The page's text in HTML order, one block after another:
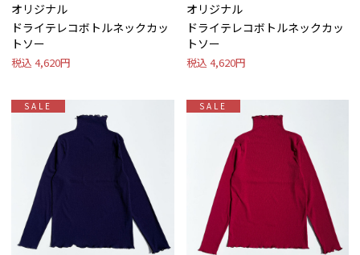
オリジナル
ドライテレコボトルネックカッ
トソー
税込 4,620円
オリジナル
ドライテレコボトルネックカッ
トソー
税込 4,620円
SALE SALE